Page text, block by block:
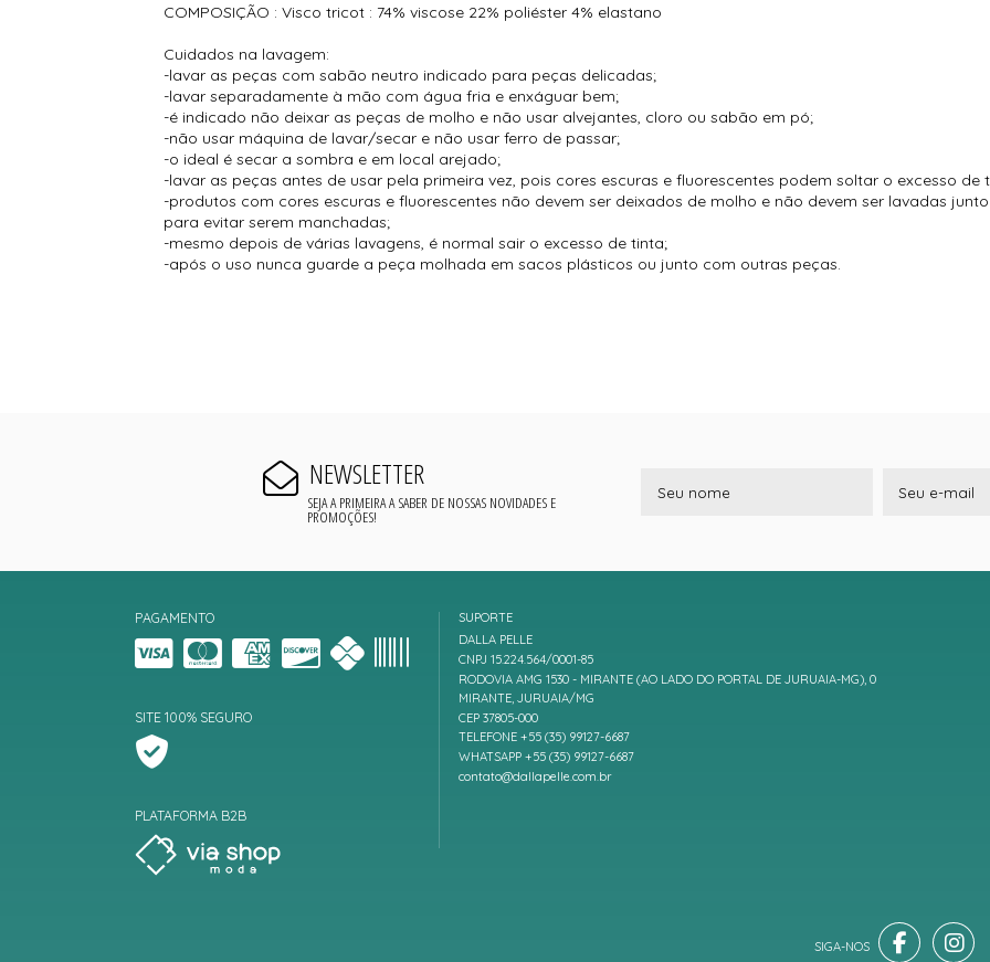
COMPOSIÇÃO : Visco tricot : 74% viscose 22% poliéster 4% elastano
Cuidados na lavagem:
-lavar as peças com sabão neutro indicado para peças delicadas;
-lavar separadamente à mão com água fria e enxáguar bem;
-é indicado não deixar as peças de molho e não usar alvejantes, cloro ou sabão em pó;
-não usar máquina de lavar/secar e não usar ferro de passar;
-o ideal é secar a sombra e em local arejado;
-lavar as peças antes de usar pela primeira vez, pois cores escuras e fluorescentes podem soltar o excesso de
-produtos com cores escuras e fluorescentes não devem ser deixados de molho e não devem ser lavadas
para evitar serem manchadas;
-mesmo depois de várias lavagens, é normal sair o excesso de tinta;
-após o uso nunca guarde a peça molhada em sacos plásticos ou junto com outras peças.
NEWSLETTER
SEJA A PRIMEIRA A SABER DE NOSSAS NOVIDADES E
PROMOÇÕES!
PAGAMENTO
SITE 100% SEGURO
PLATAFORMA B2B
SUPORTE
DALLA PELLE
CNPJ 15.224.564/0001-85
RODOVIA AMG 1530 - MIRANTE (AO LADO DO PORTAL DE JURUAIA-MG), 0
MIRANTE, JURUAIA/MG
CEP 37805-000
TELEFONE +55 (35) 99127-6687
WHATSAPP +55 (35) 99127-6687
contato@dallapelle.com.br